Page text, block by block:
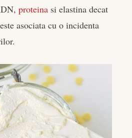
proteina si elastina decat
asociata cu o incidenta